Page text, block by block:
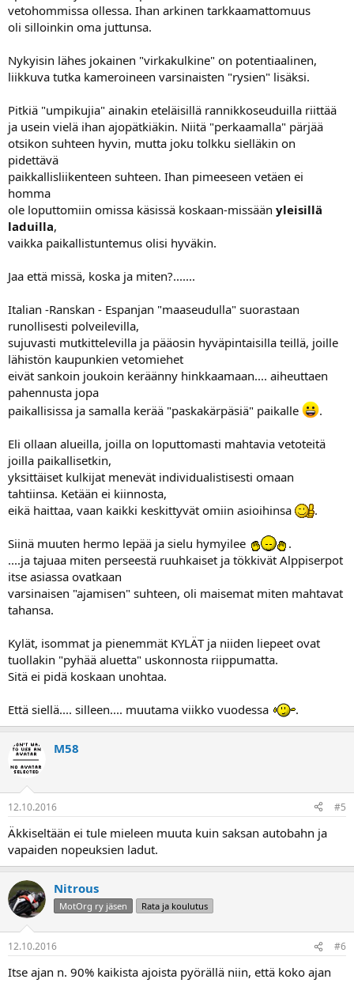
vetohommissa ollessa. Ihan arkinen tarkkaamattomuus
oli silloinkin oma juttunsa.
Nykyisin lähes jokainen "virkakulkine" on potentiaalinen,
liikkuva tutka kameroineen varsinaisten "rysien" lisäksi.
Pitkiä "umpikujia" ainakin eteläisillä rannikkoseuduilla riittää
ja usein vielä ihan ajopätkiäkin. Niitä "perkaamalla" pärjää
otsikon suhteen hyvin, mutta joku tolkku sielläkin on
pidettävä
paikkallisliikenteen suhteen. Ihan pimeeseen vetäen ei
homma
ole loputtomiin omissa käsissä koskaan-missään yleisillä
laduilla,
vaikka paikallistuntemus olisi hyväkin.
Jaa että missä, koska ja miten?.......
Italian -Ranskan - Espanjan "maaseudulla" suorastaan
runollisesti polveilevilla,
sujuvasti mutkittelevilla ja pääosin hyväpintaisilla teillä, joille
lähistön kaupunkien vetomiehet
eivät sankoin joukoin keräänny hinkkaamaan.... aiheuttaen
pahennusta jopa
paikallisissa ja samalla kerää "paskakärpäsiä" paikalle
.
Eli ollaan alueilla, joilla on loputtomasti mahtavia vetoteitä
joilla paikallisetkin,
yksittäiset kulkijat menevät individualistisesti omaan
tahtiinsa. Ketään ei kiinnosta,
eikä haittaa, vaan kaikki keskittyvät omiin asioihinsa
.
Siinä muuten hermo lepää ja sielu hymyilee
.
....ja tajuaa miten perseestä ruuhkaiset ja tökkivät Alppiserpot
itse asiassa ovatkaan
varsinaisen "ajamisen" suhteen, oli maisemat miten mahtavat
tahansa.
Kylät, isommat ja pienemmät KYLÄT ja niiden liepeet ovat
tuollakin "pyhää aluetta" uskonnosta riippumatta.
Sitä ei pidä koskaan unohtaa.
Että siellä.... silleen.... muutama viikko vuodessa .
M58
12.10.2016 #5
Äkkiseltään ei tule mieleen muuta kuin saksan autobahn ja
vapaiden nopeuksien ladut.
Nitrous
MotOrg ry jäsen Rata ja koulutus
12.10.2016 #6
Itse ajan n. 90% kaikista ajoista pyörällä niin, että koko ajan